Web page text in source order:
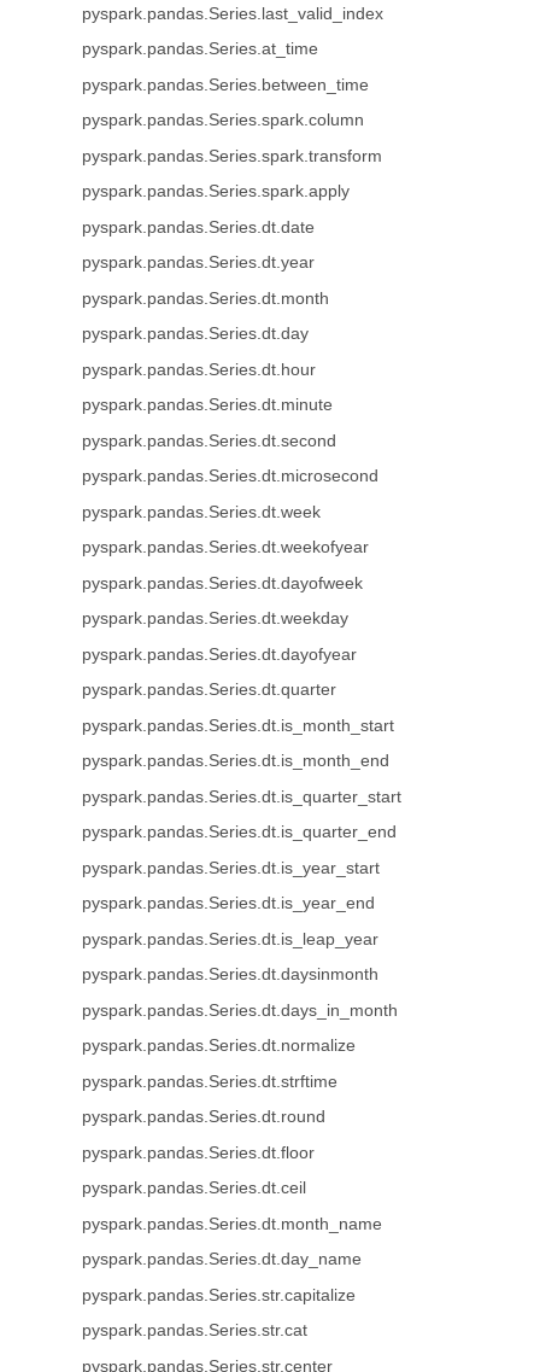
pyspark.pandas.Series.last_valid_index
pyspark.pandas.Series.at_time
pyspark.pandas.Series.between_time
pyspark.pandas.Series.spark.column
pyspark.pandas.Series.spark.transform
pyspark.pandas.Series.spark.apply
pyspark.pandas.Series.dt.date
pyspark.pandas.Series.dt.year
pyspark.pandas.Series.dt.month
pyspark.pandas.Series.dt.day
pyspark.pandas.Series.dt.hour
pyspark.pandas.Series.dt.minute
pyspark.pandas.Series.dt.second
pyspark.pandas.Series.dt.microsecond
pyspark.pandas.Series.dt.week
pyspark.pandas.Series.dt.weekofyear
pyspark.pandas.Series.dt.dayofweek
pyspark.pandas.Series.dt.weekday
pyspark.pandas.Series.dt.dayofyear
pyspark.pandas.Series.dt.quarter
pyspark.pandas.Series.dt.is_month_start
pyspark.pandas.Series.dt.is_month_end
pyspark.pandas.Series.dt.is_quarter_start
pyspark.pandas.Series.dt.is_quarter_end
pyspark.pandas.Series.dt.is_year_start
pyspark.pandas.Series.dt.is_year_end
pyspark.pandas.Series.dt.is_leap_year
pyspark.pandas.Series.dt.daysinmonth
pyspark.pandas.Series.dt.days_in_month
pyspark.pandas.Series.dt.normalize
pyspark.pandas.Series.dt.strftime
pyspark.pandas.Series.dt.round
pyspark.pandas.Series.dt.floor
pyspark.pandas.Series.dt.ceil
pyspark.pandas.Series.dt.month_name
pyspark.pandas.Series.dt.day_name
pyspark.pandas.Series.str.capitalize
pyspark.pandas.Series.str.cat
pyspark.pandas.Series.str.center